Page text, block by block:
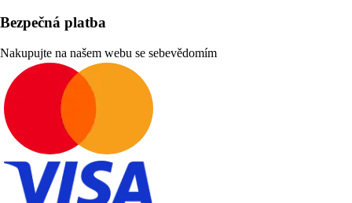
Bezpečná platba
Nakupujte na našem webu se sebevědomím